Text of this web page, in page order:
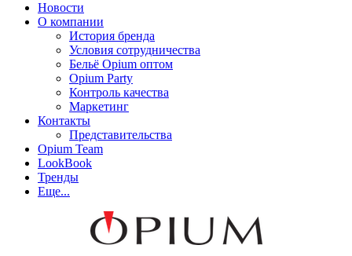
Новости
О компании
История бренда
Условия сотрудничества
Бельё Opium оптом
Opium Party
Контроль качества
Маркетинг
Контакты
Представительства
Opium Team
LookBook
Тренды
Еще...